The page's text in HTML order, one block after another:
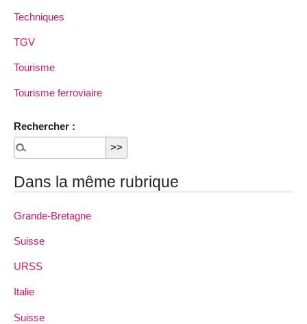
Techniques
TGV
Tourisme
Tourisme ferroviaire
Rechercher :
Dans la même rubrique
Grande-Bretagne
Suisse
URSS
Italie
Suisse